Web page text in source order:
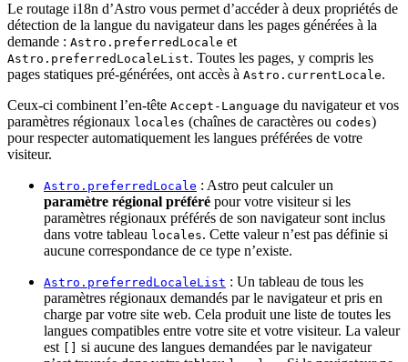
Le routage i18n d’Astro vous permet d’accéder à deux propriétés de
détection de la langue du navigateur dans les pages générées à la
demande : Astro.preferredLocale et
Astro.preferredLocaleList. Toutes les pages, y compris les
pages statiques pré-générées, ont accès à Astro.currentLocale.
Ceux-ci combinent l’en-tête Accept-Language du navigateur et vos
paramètres régionaux locales (chaînes de caractères ou codes)
pour respecter automatiquement les langues préférées de votre
visiteur.
Astro.preferredLocale : Astro peut calculer un
paramètre régional préféré pour votre visiteur si les
paramètres régionaux préférés de son navigateur sont inclus
dans votre tableau locales. Cette valeur n’est pas définie si
aucune correspondance de ce type n’existe.
Astro.preferredLocaleList : Un tableau de tous les
paramètres régionaux demandés par le navigateur et pris en
charge par votre site web. Cela produit une liste de toutes les
langues compatibles entre votre site et votre visiteur. La valeur
est
si aucune des langues demandées par le navigateur